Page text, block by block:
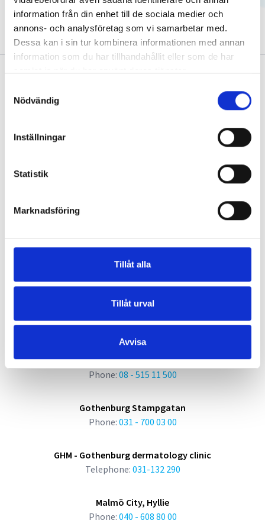
information från din enhet till de sociala medier och
annons- och analysföretag som vi samarbetar med.
Dessa kan i sin tur kombinera informationen med annan
information som du har tillhandahållit eller som de har
samlat in när du har använt deras tjänster.
Nödvändig
Inställningar
Statistik
Marknadsföring
Tillåt alla
Tillåt urval
Avvisa
All clinics are quality certified according to ISO 9001
and environmentally certified according to ISO 14001
Our specialists
Summons
Clinics
Stockholm City, Hötorget, Sickla
Phone: 08 - 515 11 500
Gothenburg Stampgatan
Phone: 031 - 700 03 00
GHM - Gothenburg dermatology clinic
Telephone: 031-132 290
Malmö City, Hyllie
Phone: 040 - 608 80 00